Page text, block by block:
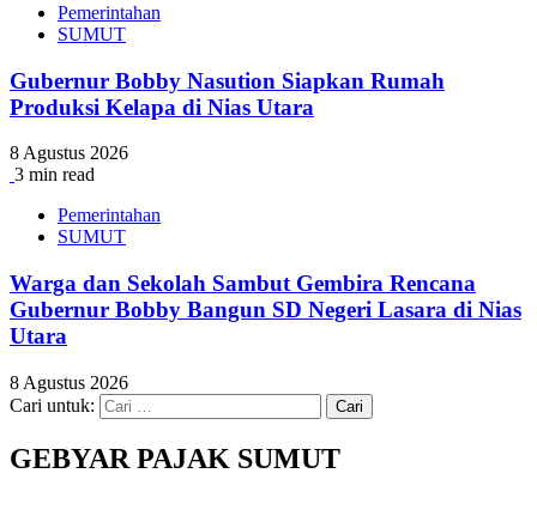
Pemerintahan
SUMUT
Gubernur Bobby Nasution Siapkan Rumah
Produksi Kelapa di Nias Utara
8 Agustus 2026
3 min read
Pemerintahan
SUMUT
Warga dan Sekolah Sambut Gembira Rencana
Gubernur Bobby Bangun SD Negeri Lasara di Nias
Utara
8 Agustus 2026
Cari untuk:
GEBYAR PAJAK SUMUT